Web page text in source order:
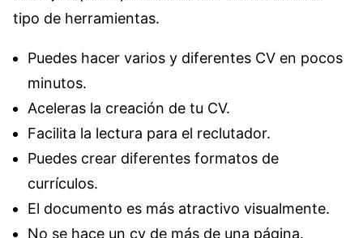
tipo de herramientas.
Puedes hacer varios y diferentes CV en pocos
minutos.
Aceleras la creación de tu CV.
Facilita la lectura para el reclutador.
Puedes crear diferentes formatos de
currículos.
El documento es más atractivo visualmente.
No se hace un cv de más de una página.